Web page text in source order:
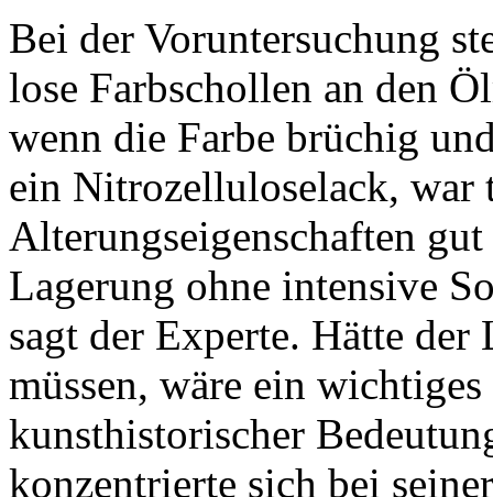
Bei der Voruntersuchung
lose Farbschollen an den
wenn die Farbe brüchig
ein Nitrozelluloselack, war
Alterungseigenschaften
Lagerung ohne intensive
sagt der Experte. Hätte der
müssen, wäre ein
kunsthistorischer
konzentrierte sich bei